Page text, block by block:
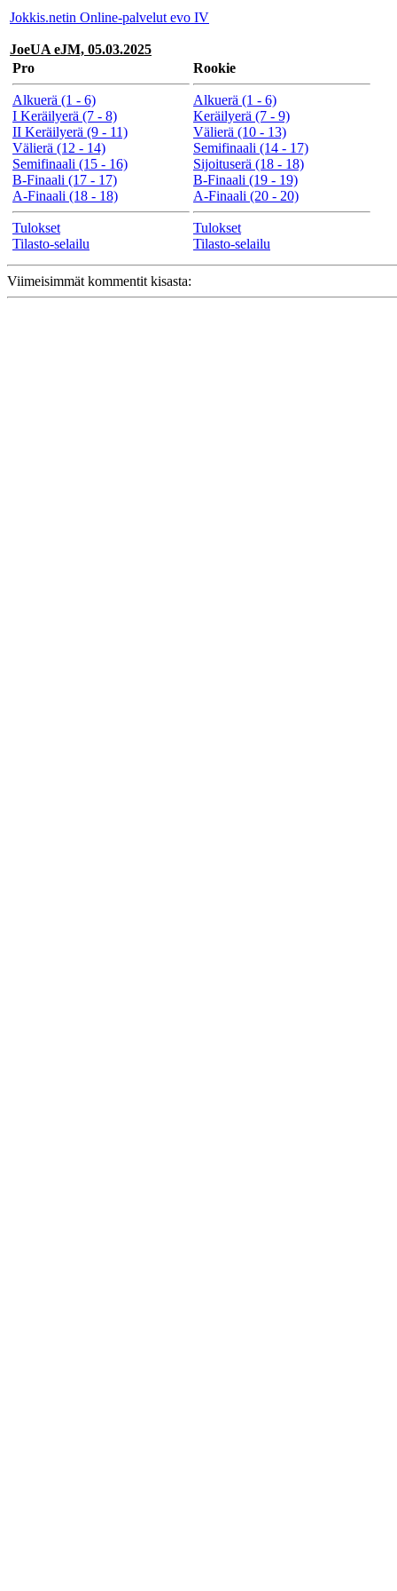
Jokkis.netin Online-palvelut evo IV
JoeUA eJM, 05.03.2025
Pro
Alkuerä (1 - 6)
I Keräilyerä (7 - 8)
II Keräilyerä (9 - 11)
Välierä (12 - 14)
Semifinaali (15 - 16)
B-Finaali (17 - 17)
A-Finaali (18 - 18)
Tulokset
Tilasto-selailu
Rookie
Alkuerä (1 - 6)
Keräilyerä (7 - 9)
Välierä (10 - 13)
Semifinaali (14 - 17)
Sijoituserä (18 - 18)
B-Finaali (19 - 19)
A-Finaali (20 - 20)
Tulokset
Tilasto-selailu
Viimeisimmät kommentit kisasta: